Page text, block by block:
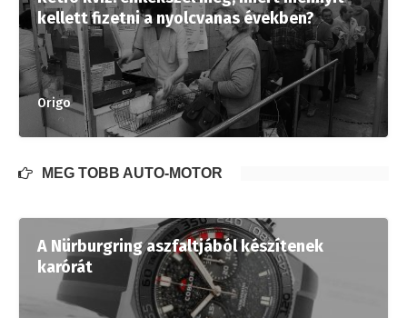
kellett fizetni a nyolcvanas években?
Origo
MÉG TÖBB AUTÓ-MOTOR
A Nürburgring aszfaltjából készítenek
karórát